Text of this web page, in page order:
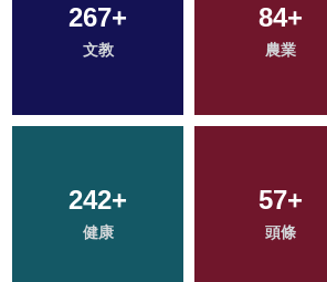
267+
文教
84+
農業
242+
健康
57+
頭條
76+
宗教
39+
科技新知
3+
大陸
816+
綜合新聞